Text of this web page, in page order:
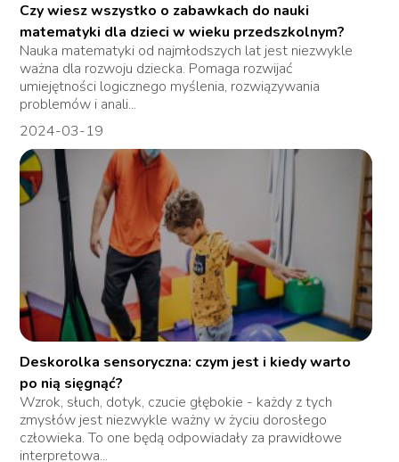
Czy wiesz wszystko o zabawkach do nauki
matematyki dla dzieci w wieku przedszkolnym?
Nauka matematyki od najmłodszych lat jest niezwykle
ważna dla rozwoju dziecka. Pomaga rozwijać
umiejętności logicznego myślenia, rozwiązywania
problemów i anali...
2024-03-19
Deskorolka sensoryczna: czym jest i kiedy warto
po nią sięgnąć?
Wzrok, słuch, dotyk, czucie głębokie - każdy z tych
zmysłów jest niezwykle ważny w życiu dorosłego
człowieka. To one będą odpowiadały za prawidłowe
interpretowa...